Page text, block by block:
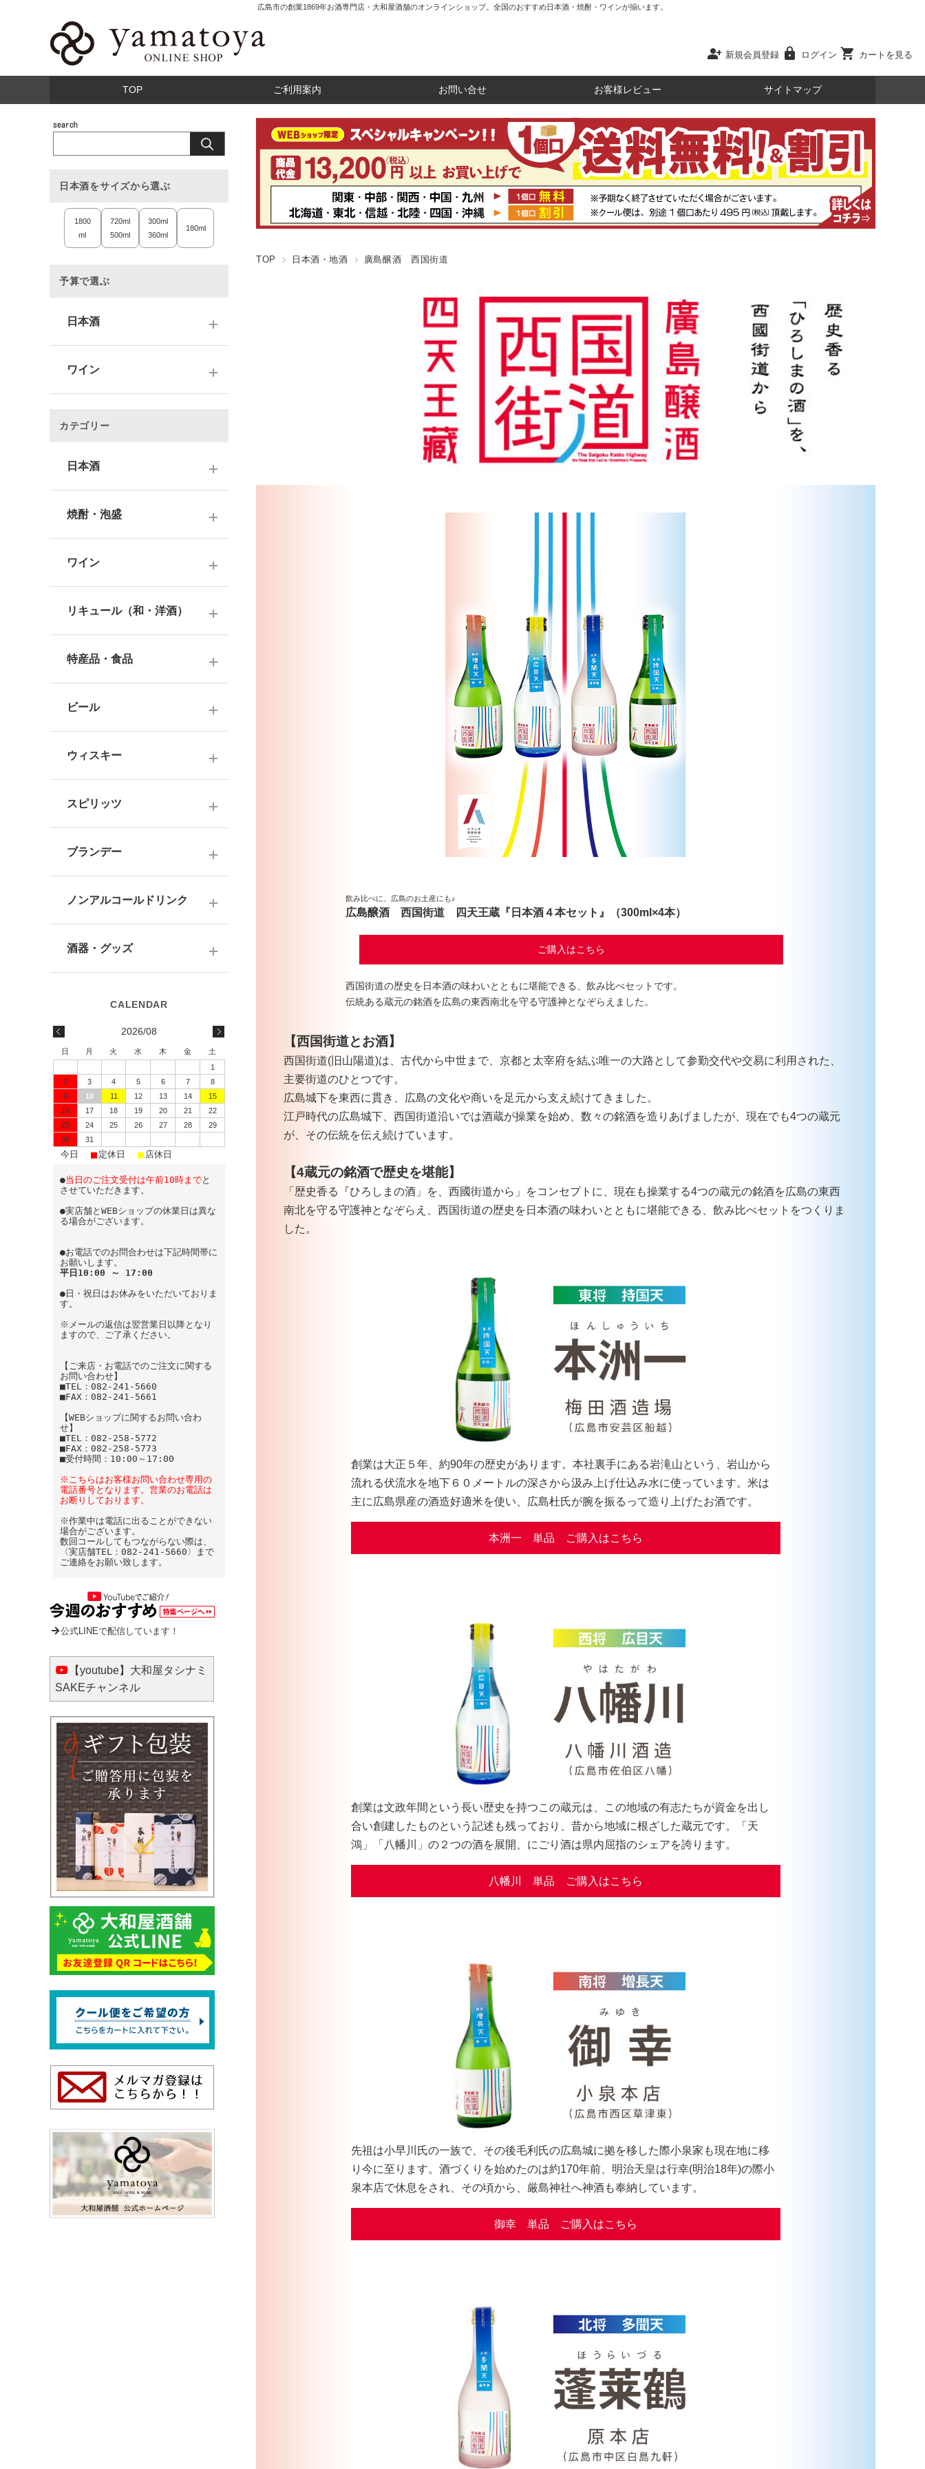
広島市の創業1869年お酒専門店・大和屋酒舗のオンラインショップ。全国のおすすめ日本酒・焼酎・ワインが揃います。
person_add 新規会員登録 lock ログイン shopping_cart カートを見る
TOP ご利用案内 お問い合せ お客様レビュー サイトマップ
TOP 日本酒・地酒 廣島醸酒 西国街道
飲み比べに、広島のお土産にも♪
広島醸酒 西国街道 四天王蔵『日本酒４本セット』（300ml×4本）
ご購入はこちら
西国街道の歴史を日本酒の味わいとともに堪能できる、飲み比べセットです。
伝統ある蔵元の銘酒を広島の東西南北を守る守護神となぞらえました。
【西国街道とお酒】
西国街道(旧山陽道)は、古代から中世まで、京都と太宰府を結ぶ唯一の大路として参勤交代や交易に利用された、
主要街道のひとつです。
広島城下を東西に貫き、広島の文化や商いを足元から支え続けてきました。
江戸時代の広島城下、西国街道沿いでは酒蔵が操業を始め、数々の銘酒を造りあげましたが、現在でも4つの蔵元
が、その伝統を伝え続けています。
【4蔵元の銘酒で歴史を堪能】
「歴史香る『ひろしまの酒」を、西國街道から」をコンセプトに、現在も操業する4つの蔵元の銘酒を広島の東西
南北を守る守護神となぞらえ、西国街道の歴史を日本酒の味わいとともに堪能できる、飲み比べセットをつくりま
した。
創業は大正５年、約90年の歴史があります。本社裏手にある岩滝山という、岩山から
流れる伏流水を地下６０メートルの深さから汲み上げ仕込み水に使っています。米は
主に広島県産の酒造好適米を使い、広島杜氏が腕を振るって造り上げたお酒です。
本洲一 単品 ご購入はこちら
創業は文政年間という長い歴史を持つこの蔵元は、この地域の有志たちが資金を出し
合い創建したものという記述も残っており、昔から地域に根ざした蔵元です。「天
鴻」「八幡川」の２つの酒を展開、にごり酒は県内屈指のシェアを誇ります。
八幡川 単品 ご購入はこちら
先祖は小早川氏の一族で、その後毛利氏の広島城に拠を移した際小泉家も現在地に移
り今に至ります。酒づくりを始めたのは約170年前、明治天皇は行幸(明治18年)の際小
泉本店で休息をされ、その頃から、厳島神社へ神酒も奉納しています。
御幸 単品 ご購入はこちら
日本酒をサイズから選ぶ
1800
ml
720ml
500ml
300ml
360ml
180ml
予算で選ぶ
日本酒
10,001円～
3000円台
4000円台
5000円台
ワイン
2,001～3,000円
3,001～5,000円
5,001～10,000円
カテゴリー
日本酒
大吟醸酒
純米吟醸酒
吟醸酒
普通酒
お燗酒
にごり酒・発泡・その他
中部・北陸の日本酒
九州の日本酒
日本酒-720ml・500ml
日本酒-300ml・360ml
日本酒-180ml
飲みきりサイズ
焼酎・泡盛
芋焼酎
麦焼酎
米焼酎
黒糖焼酎
ワイン
ドイツワイン
海外産ワイン
赤ワイン
シャンパーニュ
スパークリングワイン
オレンジワイン
リキュール（和・洋酒）
果実酒・その他
シリーズで選ぶ
特産品・食品
おつまみ
健康志向・免疫力アップ
調味料
ビール
ウィスキー
その他ウイスキー
国産洋酒
スピリッツ
ラム
テキーラ
ブランデー
ノンアルコールドリンク
酒器・グッズ
蔵元エコバッグ
2026/08
日 月 火 水 木 金
土
1
2
3 4 5 6 7
8
9
10 11 12 13 14
15
16
17 18 19 20 21
22
23
24 25 26 27 28
29
30
31
今日 ■ 定休日 ■ 店休日
●当日のご注文受付は午前10時までと
させていただきます。
●実店舗とWEBショップの休業日は異な
る場合がございます。
●お電話でのお問合わせは下記時間帯に
お願いします。
平日10:00 ～ 17:00
●日・祝日はお休みをいただいておりま
す。
※メールの返信は翌営業日以降となり
ますので、ご了承ください。
【ご来店・お電話でのご注文に関する
お問い合わせ】
■TEL：082-241-5660
■FAX：082-241-5661
【WEBショップに関するお問い合わ
せ】
■TEL：082-258-5772
■FAX：082-258-5773
■受付時間：10:00～17:00
※こちらはお客様お問い合わせ専用の
電話番号となります。営業のお電話は
お断りしております。
※作業中は電話に出ることができない
場合がございます。
数回コールしてもつながらない際は、
〈実店舗TEL：082-241-5660〉まで
ご連絡をお願い致します。
公式LINEで配信しています！
【youtube】大和屋タシナミ
SAKEチャンネル